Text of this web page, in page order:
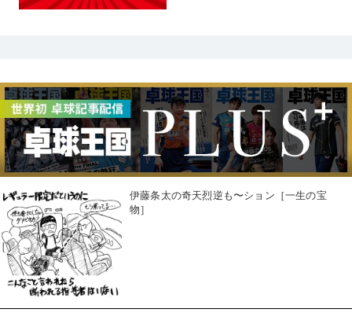
伊藤条太の奇天烈逆も〜ション［一生の宝
物］